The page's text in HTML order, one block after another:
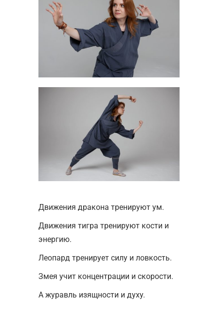
Движения дракона тренируют ум.
Движения тигра тренируют кости и
энергию.
Леопард тренирует силу и ловкость.
Змея учит концентрации и скорости.
А журавль изящности и духу.